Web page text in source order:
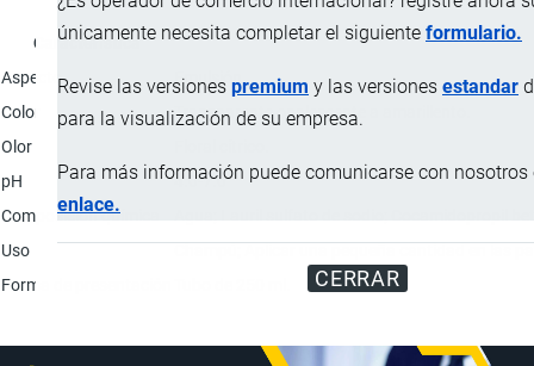
únicamente necesita completar el siguiente formulario.
Revise las versiones premium y las versiones estandar
para la visualización de su empresa.
Para más información puede comunicarse con nosotros
enlace.
CERRAR
Característica
Aspecto
Emulsión.
Color
Transparente opalescente a amarillento.
Olor
pH
4.0-7.0
Composición química
Uso
Forma de presentación